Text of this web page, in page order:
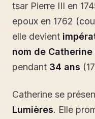
tsar Pierre III en
epoux en 1762
elle devient
nom de Catherine
pendant 34 ans
Catherine se
Lumières. Elle